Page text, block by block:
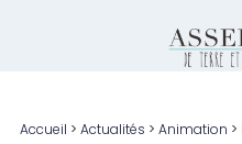
Accueil > Actualités > Animation >